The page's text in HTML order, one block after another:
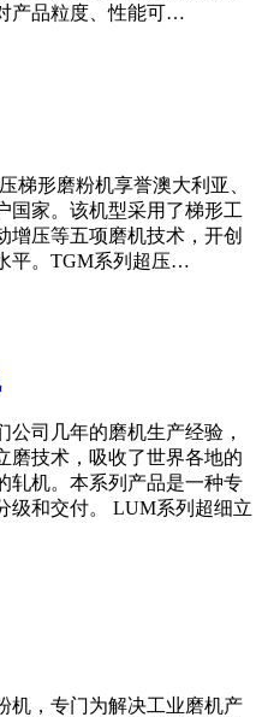
产品粒度、性能可…
梯形磨粉机享誉澳大利亚、
国家。该机型采用了梯形工
增压等五项磨机技术，开创
平。TGM系列超压…
司几年的磨机生产经验，
磨技术，吸收了世界各地的
轧机。本系列产品是一种专
级和交付。 LUM系列超细立
机，专门为解决工业磨机产